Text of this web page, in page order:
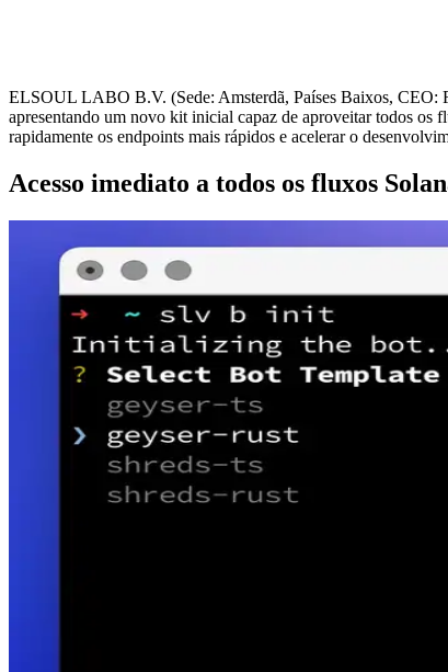
ELSOUL LABO B.V. (Sede: Amsterdã, Países Baixos, CEO:
apresentando um novo kit inicial capaz de aproveitar todos os
rapidamente os endpoints mais rápidos e acelerar o
Acesso imediato a todos os fluxos